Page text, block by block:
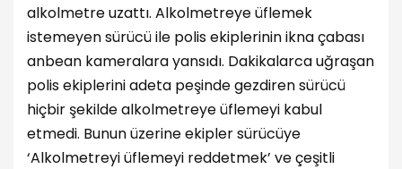
alkolmetre uzattı. Alkolmetreye üflemek
istemeyen sürücü ile polis ekiplerinin ikna çabası
anbean kameralara yansıdı. Dakikalarca uğraşan
polis ekiplerini adeta peşinde gezdiren sürücü
hiçbir şekilde alkolmetreye üflemeyi kabul
etmedi. Bunun üzerine ekipler sürücüye
‘Alkolmetreyi üflemeyi reddetmek’ ve çeşitli